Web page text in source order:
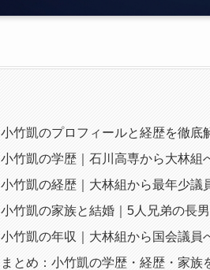
小竹凱のプロフィールと経歴を徹底
小竹凱の学歴｜石川高専から大林組
小竹凱の経歴｜大林組から最年少議
小竹凱の家族と結婚｜5人兄弟の長
小竹凱の年収｜大林組から国会議員
まとめ：小竹凱の学歴・経歴・家族